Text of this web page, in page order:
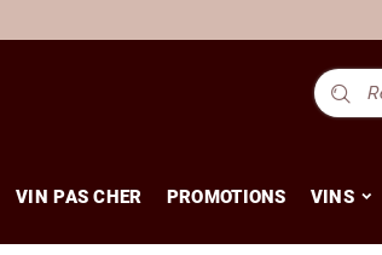
VIN PAS CHER PROMOTIONS VINS